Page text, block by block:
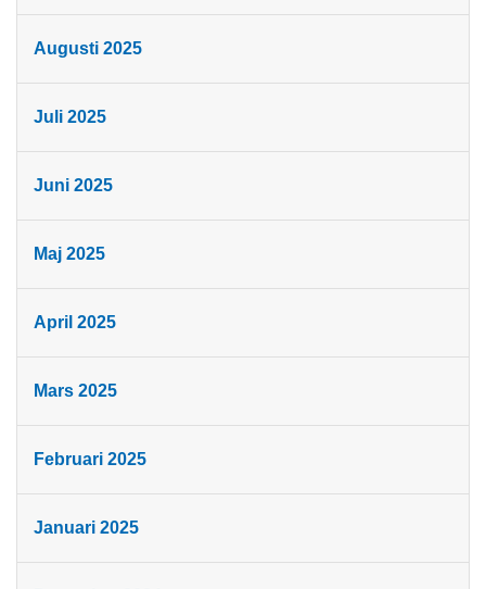
Augusti 2025
Juli 2025
Juni 2025
Maj 2025
April 2025
Mars 2025
Februari 2025
Januari 2025